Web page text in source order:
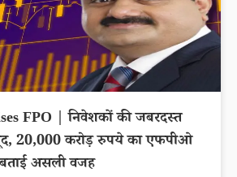
की जबरदस्त
20,000 करोड़ रुपये का एफपीओ
बताई असली वजह